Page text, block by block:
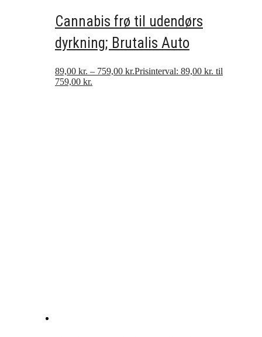
Cannabis frø til udendørs
dyrkning; Brutalis Auto
89,00 kr. – 759,00 kr.Prisinterval: 89,00 kr. til
759,00 kr.